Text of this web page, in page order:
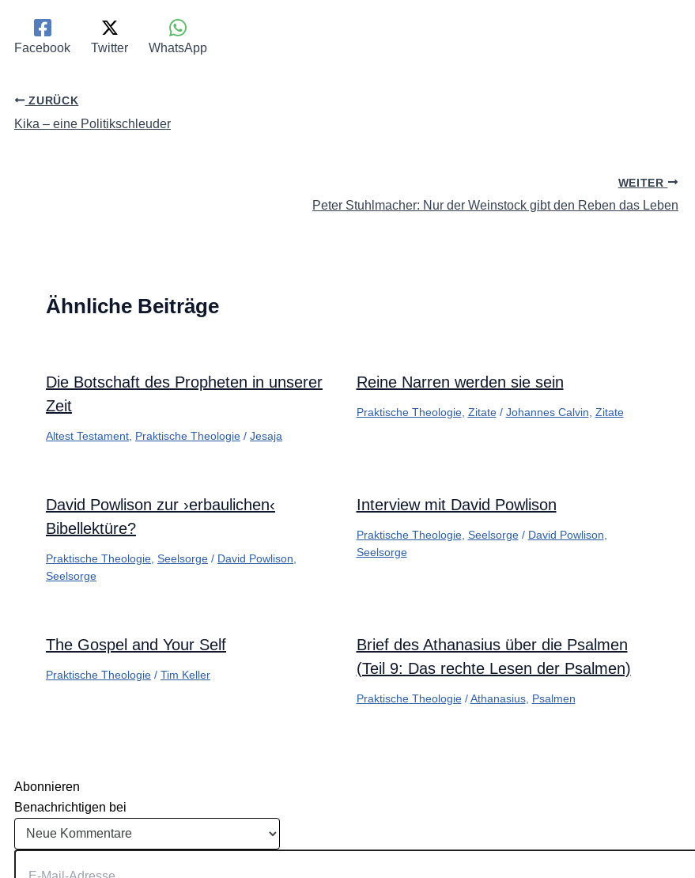
Facebook Twitter WhatsApp
ZURÜCK
Kika – eine Politikschleuder
WEITER
Peter Stuhlmacher: Nur der Weinstock gibt den Reben das Leben
Ähnliche Beiträge
Die Botschaft des Propheten in unserer
Zeit
Altest Testament Praktische Theologie / Jesaja
Reine Narren werden sie sein
Praktische Theologie, Zitate/ Johannes Calvin Zitate
David Powlison zur ›erbaulichen‹
Bibellektüre?
Praktische Theologie Seelsorge / David Powlison
Seelsorge
Interview mit David Powlison
Praktische Theologie, Seelsorge/ David Powlison
Seelsorge
The Gospel and Your Self
Praktische Theologie / Tim Keller
Brief des Athanasius über die Psalmen
(Teil 9: Das rechte Lesen der Psalmen)
Praktische Theologie/Athanasius, Psalmen
Abonnieren
Benachrichtigen bei